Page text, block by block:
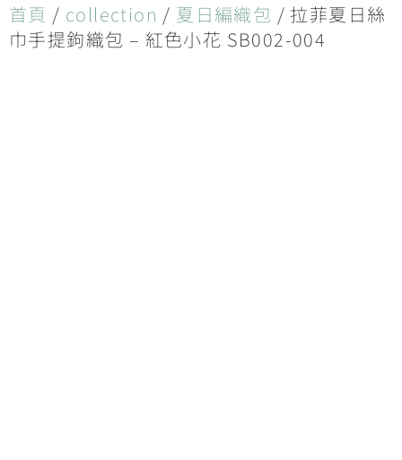
首頁 / collection / 夏日編織包 / 拉菲夏日絲
巾手提鉤織包 – 紅色小花 SB002-004